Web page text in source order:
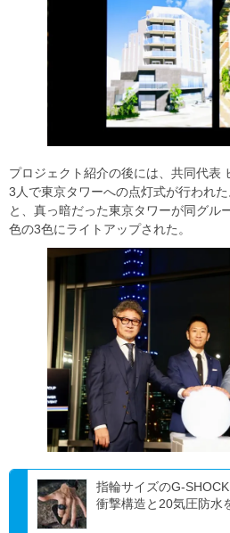
プロジェクト紹介の後には、共同代表
3人で東京タワーへの点灯式が行われ
と、真っ暗だった東京タワーが同グル
色の3色にライトアップされた。
指輪サイズのG-
衝撃構造と20気圧防水